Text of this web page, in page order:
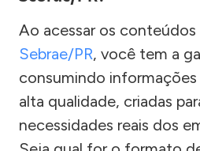
Ao acessar os
Sebrae/PR, você tem a
consumindo
alta qualidade, criadas
necessidades reais dos